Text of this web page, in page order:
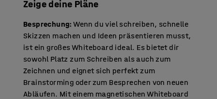
Zeige deine Pläne
Besprechung: Wenn du viel schreiben, schnelle
Skizzen machen und Ideen präsentieren musst,
ist ein großes Whiteboard ideal. Es bietet dir
sowohl Platz zum Schreiben als auch zum
Zeichnen und eignet sich perfekt zum
Brainstorming oder zum Besprechen von neuen
Abläufen. Mit einem magnetischen Whiteboard